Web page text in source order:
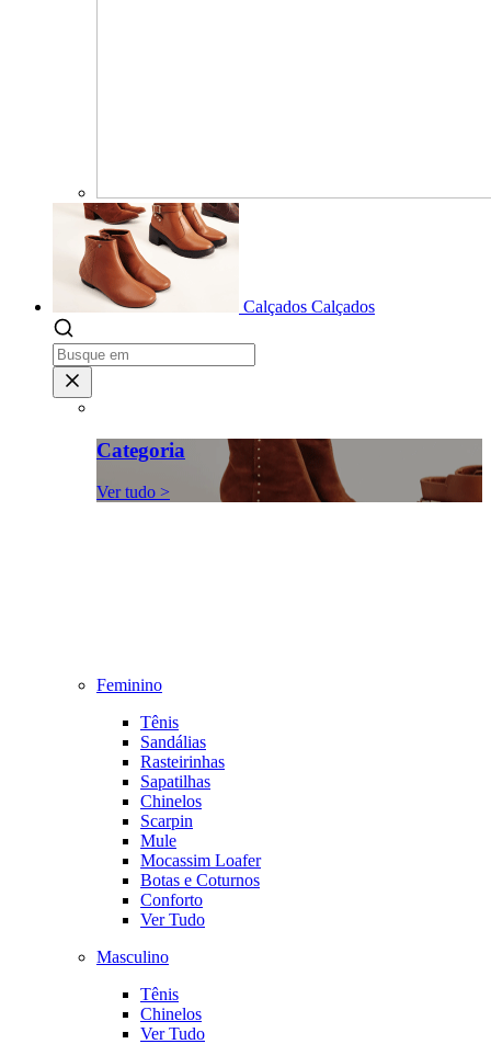
Calçados Calçados
Categoria
Ver tudo >
Feminino
Tênis
Sandálias
Rasteirinhas
Sapatilhas
Chinelos
Scarpin
Mule
Mocassim Loafer
Botas e Coturnos
Conforto
Ver Tudo
Masculino
Tênis
Chinelos
Ver Tudo